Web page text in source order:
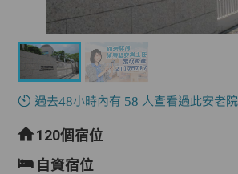
過去48小時內有 58 人查看過此安老院
120個宿位
自資宿位